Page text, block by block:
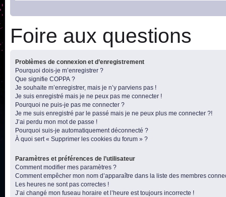
Foire aux questions
Problèmes de connexion et d’enregistrement
Pourquoi dois-je m’enregistrer ?
Que signifie COPPA ?
Je souhaite m’enregistrer, mais je n’y parviens pas !
Je suis enregistré mais je ne peux pas me connecter !
Pourquoi ne puis-je pas me connecter ?
Je me suis enregistré par le passé mais je ne peux plus me connecter ?!
J’ai perdu mon mot de passe !
Pourquoi suis-je automatiquement déconnecté ?
À quoi sert « Supprimer les cookies du forum » ?
Paramètres et préférences de l’utilisateur
Comment modifier mes paramètres ?
Comment empêcher mon nom d’apparaître dans la liste des membres
Les heures ne sont pas correctes !
J’ai changé mon fuseau horaire et l’heure est toujours incorrecte !